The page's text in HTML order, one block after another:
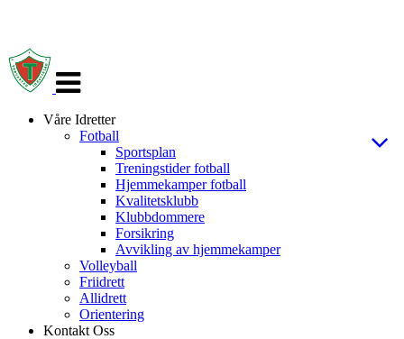
navigasjon
Våre Idretter
Fotball
Sportsplan
Treningstider fotball
Hjemmekamper fotball
Kvalitetsklubb
Klubbdommere
Forsikring
Avvikling av hjemmekamper
Volleyball
Friidrett
Allidrett
Orientering
Kontakt Oss